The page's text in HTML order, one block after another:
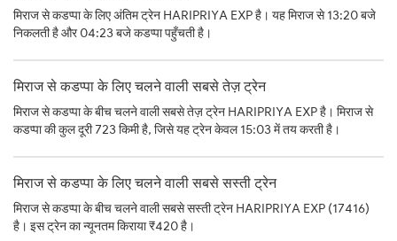
मिराज से कडप्पा के लिए अंतिम ट्रेन HARIPRIYA EXP है। यह मिराज से 13:20 बजे
निकलती है और 04:23 बजे कडप्पा पहुँचती है।
मिराज से कडप्पा के लिए चलने वाली सबसे तेज़ ट्रेन
मिराज से कडप्पा के बीच चलने वाली सबसे तेज़ ट्रेन HARIPRIYA EXP है। मिराज से
कडप्पा की कुल दूरी 723 किमी है, जिसे यह ट्रेन केवल 15:03 में तय करती है।
मिराज से कडप्पा के लिए चलने वाली सबसे सस्ती ट्रेन
मिराज से कडप्पा के बीच चलने वाली सबसे सस्ती ट्रेन HARIPRIYA EXP (17416)
है। इस ट्रेन का न्यूनतम किराया ₹420 है।